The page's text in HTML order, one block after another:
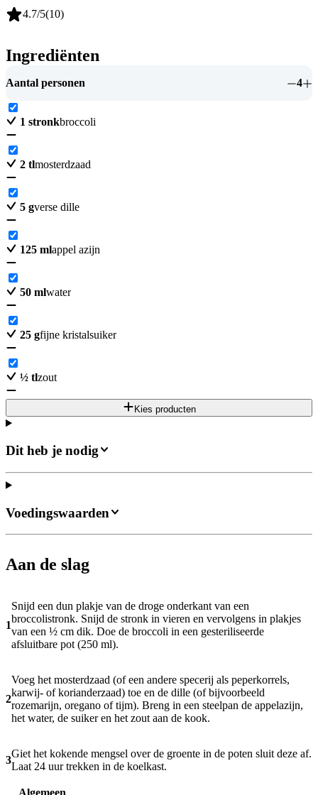
4.7/5(10)
Ingrediënten
Aantal personen 4
1 stronkbroccoli
2 tlmosterdzaad
5 gverse dille
125 mlappel azijn
50 mlwater
25 gfijne kristalsuiker
½ tlzout
Kies producten
Dit heb je nodig
Aan de slag
1
Snijd een dun plakje van de droge onderkant van een
broccolistronk. Snijd de stronk in vieren en vervolgens in plakjes
van een ½ cm dik. Doe de broccoli in een gesteriliseerde
afsluitbare pot (250 ml).
2
Voeg het mosterdzaad (of een andere specerij als peperkorrels,
karwij- of korianderzaad) toe en de dille (of bijvoorbeeld
rozemarijn, oregano of tijm). Breng in een steelpan de appelazijn,
het water, de suiker en het zout aan de kook.
3
Giet het kokende mengsel over de groente in de poten sluit deze af.
Laat 24 uur trekken in de koelkast.
Algemeen
Voedingswaarden